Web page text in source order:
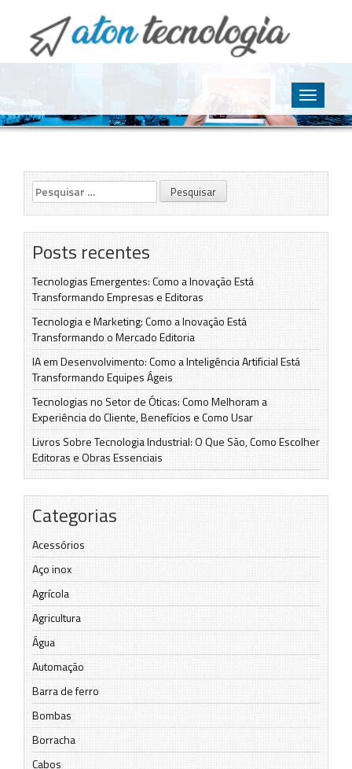
O point da Tecnologia
Toggle
Pesquisar
por:
Posts recentes
Tecnologias Emergentes: Como a Inovação Está
Transformando Empresas e Editoras
Tecnologia e Marketing: Como a Inovação Está
Transformando o Mercado Editoria
IA em Desenvolvimento: Como a Inteligência Artificial Está
Transformando Equipes Ágeis
Tecnologias no Setor de Óticas: Como Melhoram a
Experiência do Cliente, Benefícios e Como Usar
Livros Sobre Tecnologia Industrial: O Que São, Como Escolher
Editoras e Obras Essenciais
Categorias
Acessórios
Aço inox
Agrícola
Agricultura
Água
Automação
Barra de ferro
Bombas
Borracha
Cabos